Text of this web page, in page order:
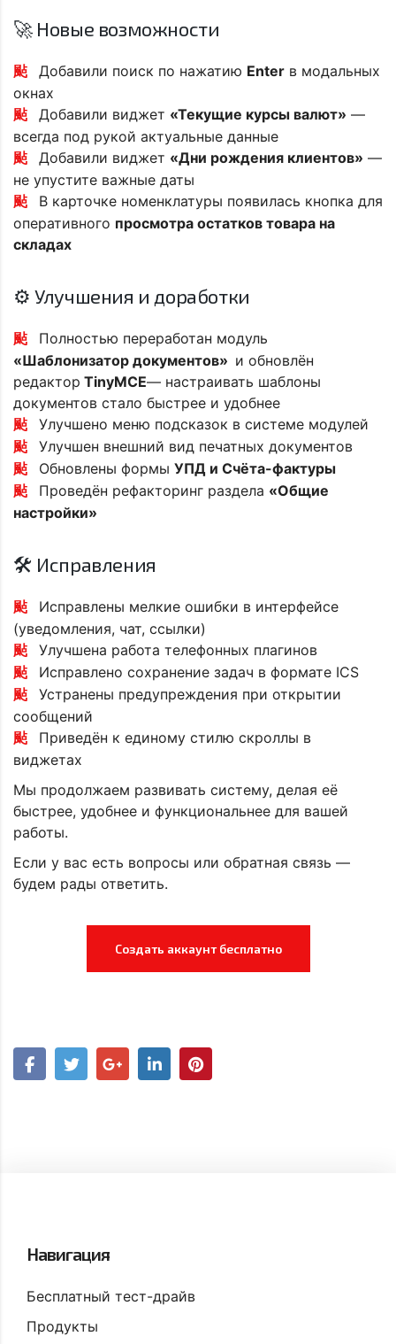
🚀 Новые возможности
Добавили поиск по нажатию Enter в модальных
окнах
Добавили виджет «Текущие курсы валют» —
всегда под рукой актуальные данные
Добавили виджет «Дни рождения клиентов» —
не упустите важные даты
В карточке номенклатуры появилась кнопка для
оперативного просмотра остатков товара на
складах
⚙️ Улучшения и доработки
Полностью переработан модуль
«Шаблонизатор документов» и обновлён
редактор TinyMCE— настраивать шаблоны
документов стало быстрее и удобнее
Улучшено меню подсказок в системе модулей
Улучшен внешний вид печатных документов
Обновлены формы УПД и Счёта-фактуры
Проведён рефакторинг раздела «Общие
настройки»
🛠 Исправления
Исправлены мелкие ошибки в интерфейсе
(уведомления, чат, ссылки)
Улучшена работа телефонных плагинов
Исправлено сохранение задач в формате ICS
Устранены предупреждения при открытии
сообщений
Приведён к единому стилю скроллы в
виджетах
Мы продолжаем развивать систему, делая её
быстрее, удобнее и функциональнее для вашей
работы.
Если у вас есть вопросы или обратная связь —
будем рады ответить.
Создать аккаунт бесплатно
Навигация
Бесплатный тест-драйв
Продукты